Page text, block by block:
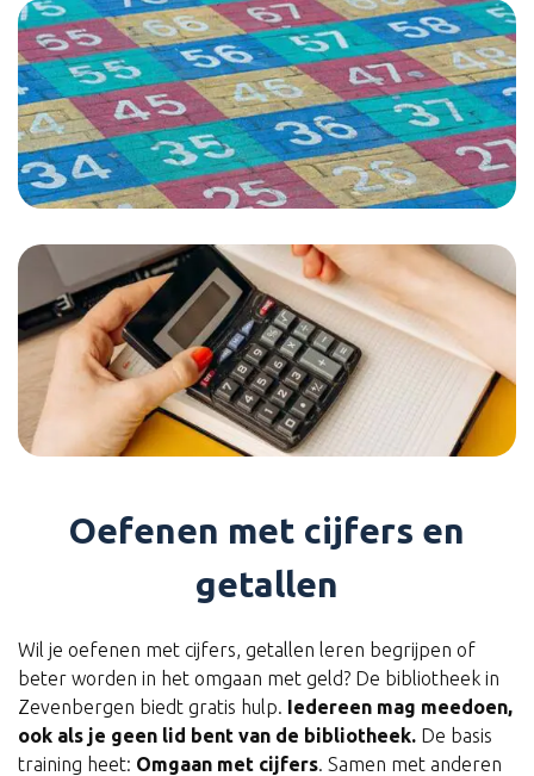
Oefenen met cijfers en
getallen
Wil je oefenen met cijfers, getallen leren begrijpen of
beter worden in het omgaan met geld? De bibliotheek in
Zevenbergen biedt gratis hulp. Iedereen mag meedoen,
ook als je geen lid bent van de bibliotheek. De basis
training heet: Omgaan met cijfers. Samen met anderen